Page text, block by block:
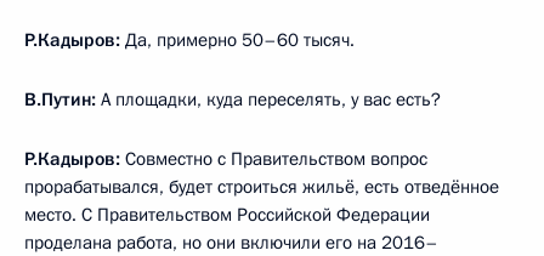
Р.Кадыров: Да, примерно 50–60 тысяч.
В.Путин: А площадки, куда переселять, у вас есть?
Р.Кадыров: Совместно с Правительством вопрос
прорабатывался, будет строиться жильё, есть отведённое
место. С Правительством Российской Федерации
проделана работа, но они включили его на 2016–